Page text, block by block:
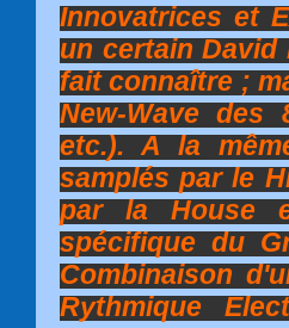
Innovatrices et
un certain David
fait connaître ;
New-Wave des
etc.). A la
samplés par le
par la House
spécifique du
Combinaison
Rythmique